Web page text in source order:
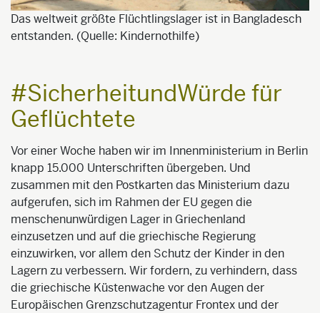
Das weltweit größte Flüchtlingslager ist in Bangladesch
entstanden. (Quelle: Kindernothilfe)
#SicherheitundWürde für
Geflüchtete
Vor einer Woche haben wir im Innenministerium in Berlin
knapp 15.000 Unterschriften übergeben. Und
zusammen mit den Postkarten das Ministerium dazu
aufgerufen, sich im Rahmen der EU gegen die
menschenunwürdigen Lager in Griechenland
einzusetzen und auf die griechische Regierung
einzuwirken, vor allem den Schutz der Kinder in den
Lagern zu verbessern. Wir fordern, zu verhindern, dass
die griechische Küstenwache vor den Augen der
Europäischen Grenzschutzagentur Frontex und der